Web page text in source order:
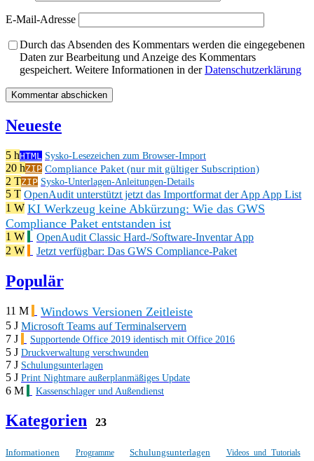
E-Mail-Adresse
Durch das Absenden des Kommentars werden die eingegebenen
Daten zur Bearbeitung und Anzeige des Kommentars
gespeichert. Weitere Informationen in derDatenschutzerklärung
Neueste
5 hHTML Sysko-Lesezeichen zum Browser-Import
20 hZIP Compliance Paket (nur mit gültiger Subscription)
2 TZIP Sysko-Unterlagen-Anleitungen-Details
5 T OpenAudit unterstützt jetzt das Importformat der App App List
1 W KI Werkzeug keine Abkürzung: Wie das GWS
Compliance Paket entstanden ist
1 W
OpenAudit Classic Hard-/Software-Inventar App
2 W
Jetzt verfügbar: Das GWS Compliance-Paket
Populär
11 M Windows Versionen Zeitleiste
5 J Microsoft Teams auf Terminalservern
7 J
Supportende Office 2019 identisch mit Office 2016
5 J Druckverwaltung verschwunden
7 J Schulungsunterlagen
5 J Print Nightmare außerplanmäßiges Update
6 M Kassenschlager und Außendienst
Kategorien 23
Informationen Programme Schulungsunterlagen
Videos und Tutorials